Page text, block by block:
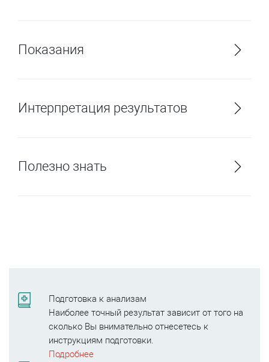
Показания
Интерпретация результатов
Полезно знать
Подготовка к анализам
Наиболее точный результат зависит от того на
сколько Вы внимательно отнесетесь к
инструкциям подготовки.
Подробнее